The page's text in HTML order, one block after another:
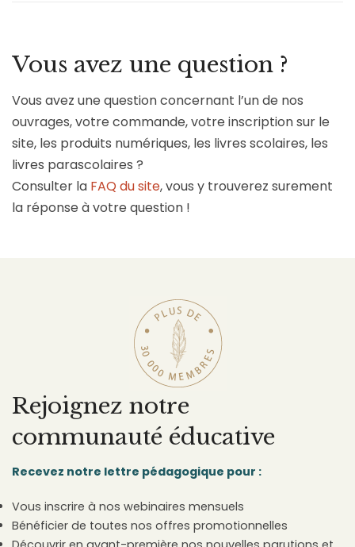
Vous avez une question ?
Vous avez une question concernant l’un de nos
ouvrages, votre commande, votre inscription sur le
site, les produits numériques, les livres scolaires, les
livres parascolaires ?
Consulter la FAQ du site, vous y trouverez surement
la réponse à votre question !
Rejoignez notre
communauté éducative
Recevez notre lettre pédagogique pour :
Vous inscrire à nos webinaires mensuels
Bénéficier de toutes nos offres promotionnelles